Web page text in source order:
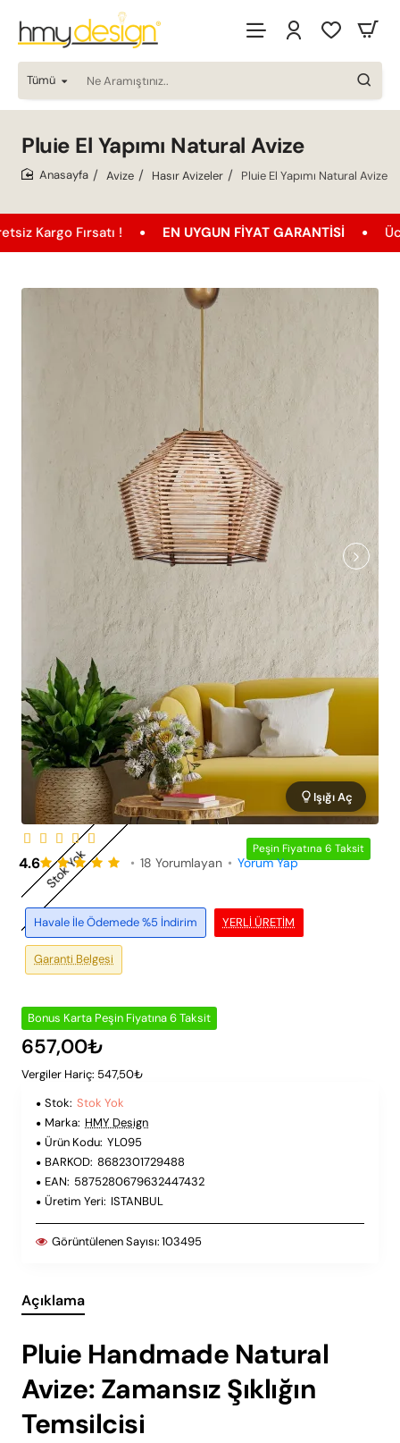
Tümü
Ne
Aramıştınız..
Pluie El Yapımı Natural Avize
Avize Hasır Avizeler Pluie El Yapımı Natural Avize
Fırsatı ! EN UYGUN FIYAT GARANTISI Ücretsiz
Peşin Fiyatına 6 Taksit
Stok Yok
Işığı Aç
YERLI ÜRETIM
Havale İle Ödemede %5 İndirim
Garanti Belgesi
4.6 • 18 Yorumlayan • Yorum Yap
Bonus Karta Peşin Fiyatına 6 Taksit
657,00₺
Vergiler Hariç: 547,50₺
Stok: Stok Yok
Marka: HMY Design
Ürün Kodu: YL095
BARKOD: 8682301729488
EAN: 5875280679632447432
Üretim Yeri: ISTANBUL
Görüntülenen Sayısı:103495
Açıklama
Pluie Handmade Natural
Avize: Zamansız Şıklığın
Temsilcisi